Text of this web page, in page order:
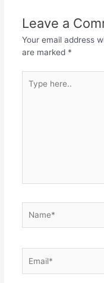
o
o
k
p
p
Leave a
Your email address
are marked *
here..